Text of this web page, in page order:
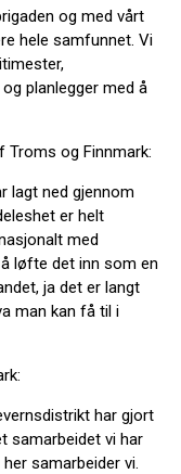
og med vårt
hele samfunnet. Vi
planlegger med å
Troms og Finnmark:
lagt ned gjennom
er helt
med
løfte det inn som en
ja det er langt
man kan få til i
har gjort
samarbeidet vi har
samarbeider vi.